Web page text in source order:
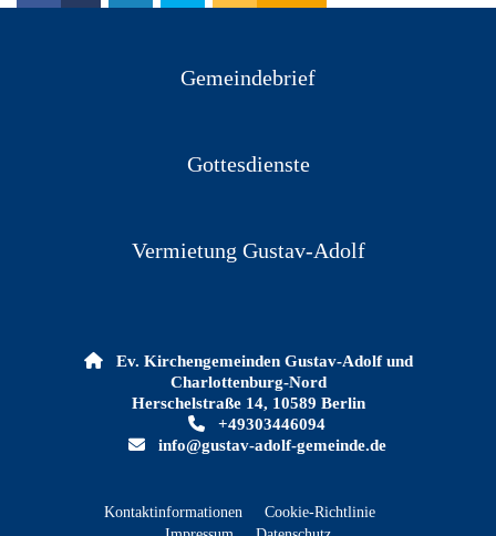
Gemeindebrief
Gottesdienste
Vermietung Gustav-Adolf
Ev. Kirchengemeinden Gustav-Adolf und
Charlottenburg-Nord
Herschelstraße 14, 10589 Berlin
 +49303446094
info@gustav-adolf-gemeinde.de
Kontaktinformationen
Cookie-Richtlinie